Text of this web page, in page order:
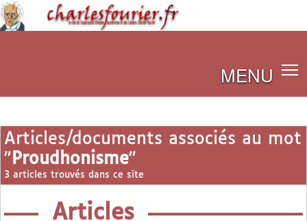
MENU
Articles/documents associés au mot
" Proudhonisme"
3 articles trouvés dans ce site
Articles